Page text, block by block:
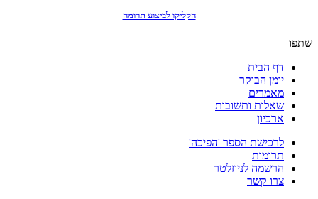
הקליקו לביצוע תרומה
שתפו
דף הבית
יומן הבוקר
מאמרים
שאלות ותשובות
ארכיון
לרכישת הספר 'הפיכה'
תרומות
הרשמה לניוזלטר
צרו קשר